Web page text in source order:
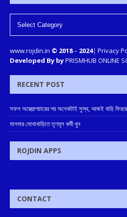
www.rojdin.in © 2018– 2024| Privacy
Developed By byPRISMHUB ONLINE
RECENT POST
সফল অস্ত্রোপচারের পর অনেকটাই সুস্থ, আজই বাড়ি
মালদার মোথাবাড়িতে তৃণমূল কর্মী খুন
ROJDIN APPS
CONTACT